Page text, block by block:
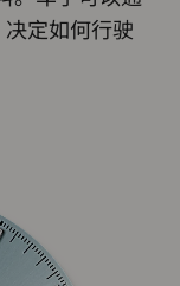
定如何行驶